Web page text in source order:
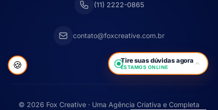
(11) 2222-0865
contato@foxcreative.com.br
© 2026 Fox Creative · Uma Agência Criativa e Completa
Tire suas dúvidas agora
ESTAMOS ONLINE
🍪